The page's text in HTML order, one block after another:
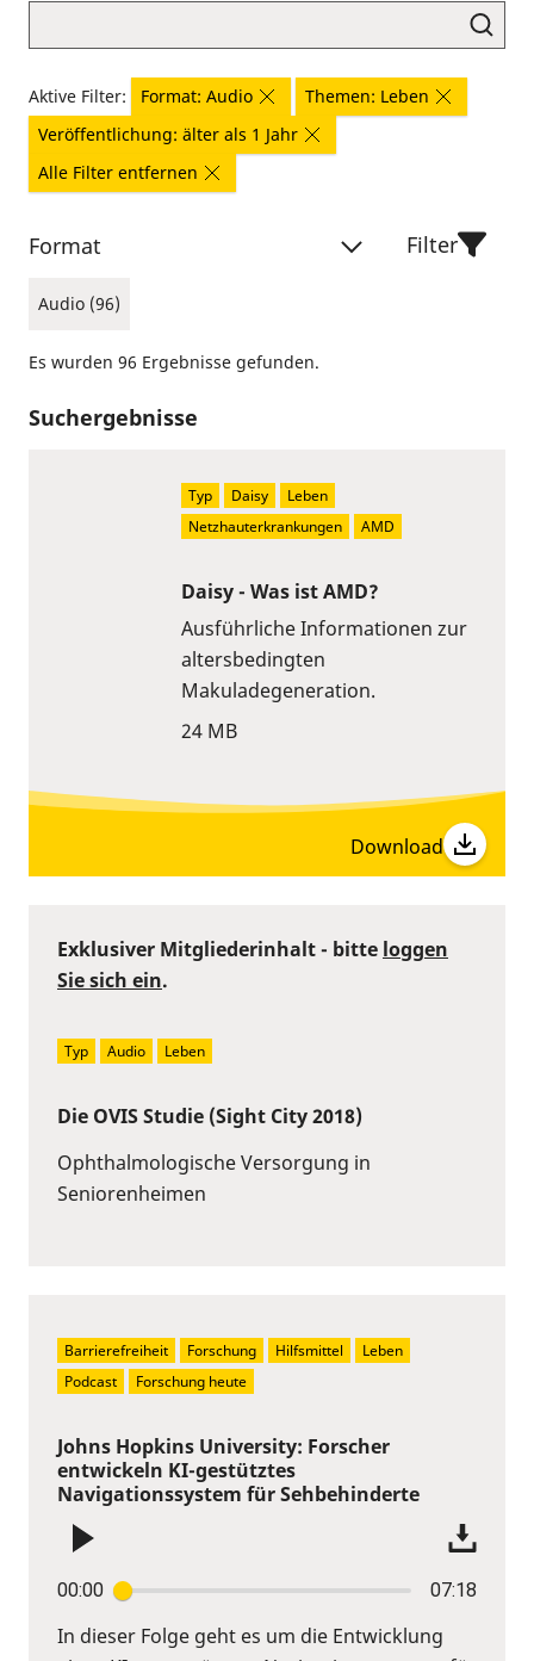
Aktive Filter: Format: Audio
Themen: Leben
Veröffentlichung: älter als 1 Jahr
Alle Filter entfernen
Format
Audio (96)
Filter
Es wurden 96 Ergebnisse gefunden.
Suchergebnisse
Daisy - Was ist AMD?
Ausführliche Informationen zur
altersbedingten
Makuladegeneration.
24 MB
Typ Daisy
Leben
Netzhauterkrankungen
AMD
Download
Die OVIS Studie (Sight City 2018)
Exklusiver Mitgliederinhalt - bitte loggen
Sie sich ein.
Ophthalmologische Versorgung in
Seniorenheimen
Typ Audio Leben
Johns Hopkins University: Forscher
entwickeln KI-gestütztes
Navigationssystem für Sehbehinderte
00:00 07:18
In dieser Folge geht es um die Entwicklung
Barrierefreiheit Forschung Hilfsmittel
Leben
Podcast
Forschung heute